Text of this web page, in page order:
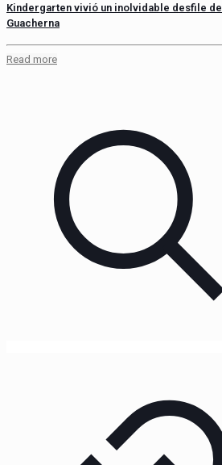
Kindergarten vivió un inolvidable desfile de
Guacherna
Read more